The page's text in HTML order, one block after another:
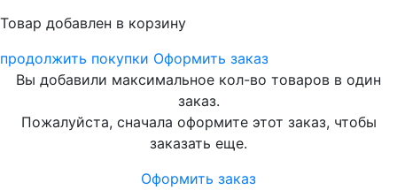
Товар добавлен в корзину
продолжить покупки Оформить заказ
Вы добавили максимальное кол-во товаров в один
заказ.
Пожалуйста, сначала оформите этот заказ, чтобы
заказать еще.
Оформить заказ